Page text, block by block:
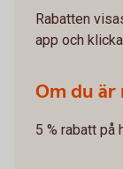
Rabatten
app och
Om du
5 % rabatt på